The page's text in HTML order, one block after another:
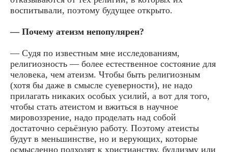
воспитывали, поэтому будущее открыто.
— Почему атеизм непопулярен?
— Судя по известным мне исследованиям,
религиозность — более естественное состояние для
человека, чем атеизм. Чтобы быть религиозным
(хотя бы даже в смысле суеверности), не надо
прилагать никаких особых усилий, а вот для того,
чтобы стать атеистом и вжиться в научное
мировоззрение, надо проделать над собой
достаточно серьёзную работу. Поэтому атеисты
будут в меньшинстве, но и верующих, которые
осмысленно подходят к христианству, буддизму или